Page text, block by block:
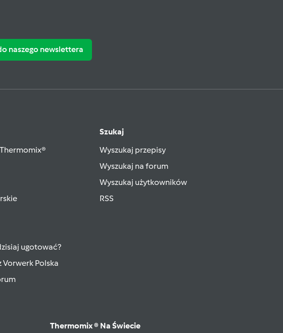
naszego newslettera
ugotować?
Vorwerk Polska
Szukaj
Wyszukaj przepisy
Wyszukaj na forum
Wyszukaj użytkowników
RSS
Thermomix ® Na Świecie